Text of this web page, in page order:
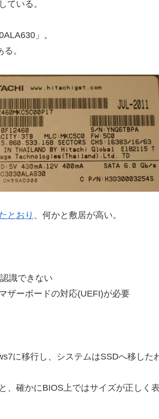
ている。
」。
。
とおり 、何かと敷居が高い。
識できない
ザーボードの対応(UEFI)が必要
に移行し、システムはSSDへ移した
、確かにBIOS上ではサイズが正しく表